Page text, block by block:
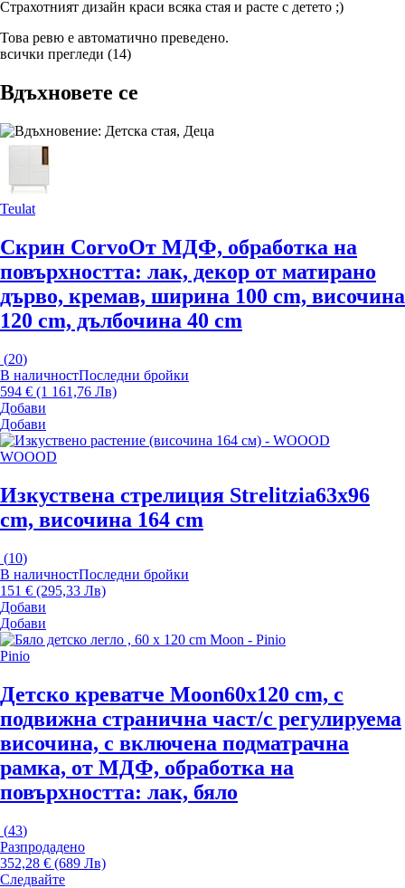
Страхотният дизайн краси всяка стая и расте с детето ;)
Това ревю е автоматично преведено.
всички прегледи (14)
Вдъхновете се
Teulat
Скрин CorvoОт МДФ, oбработка на
повърхността: лак, декор от матирано
дърво, кремав, ширина 100 cm, височина
120 cm, дълбочина 40 cm
(20)
В наличностПоследни бройки
594 € (1 161,76 Лв)
Добави
Добави
WOOOD
Изкуствена стрелиция Strelitzia63x96
cm, височина 164 cm
(10)
В наличностПоследни бройки
151 € (295,33 Лв)
Добави
Добави
Pinio
Детско креватче Moon60x120 cm, с
подвижна странична част/с регулируема
височина, с включена подматрачна
рамка, от МДФ, oбработка на
повърхността: лак, бяло
(43)
Разпродадено
352,28 € (689 Лв)
Следвайте